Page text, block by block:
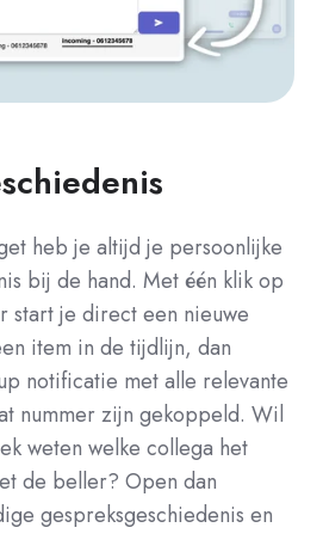
heb je altijd je persoonlijke
bij de hand. Met één klik op
start je direct een nieuwe
item in de tijdlijn, dan
notificatie met alle relevante
nummer zijn gekoppeld. Wil
weten welke collega het
de beller? Open dan
gespreksgeschiedenis en